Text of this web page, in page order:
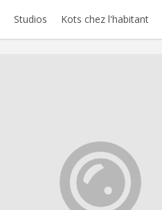
Studios Kots chez l'habitant